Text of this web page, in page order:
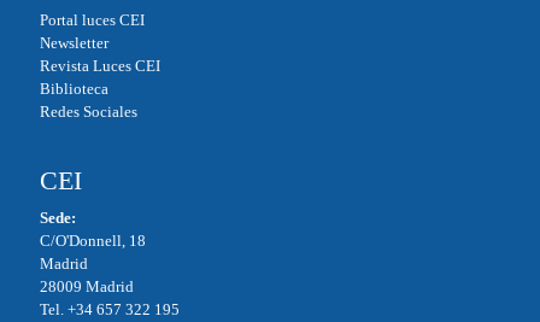
Portal luces CEI
Newsletter
Revista Luces CEI
Biblioteca
Redes Sociales
CEI
Sede:
C/O'Donnell, 18
Madrid
28009 Madrid
Tel. +34 657 322 195